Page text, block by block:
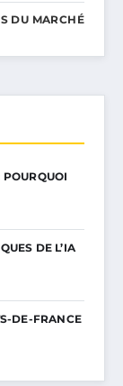
DU MARCHÉ
POURQUOI
DE L’IA
DE-FRANCE